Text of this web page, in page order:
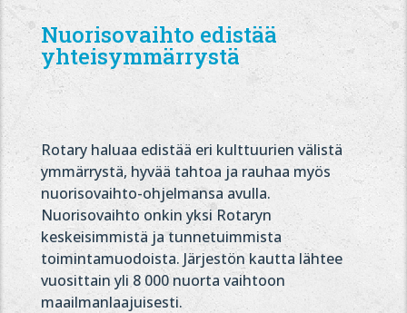
Nuorisovaihto edistää
yhteisymmärrystä
Rotary haluaa edistää eri kulttuurien välistä
ymmärrystä, hyvää tahtoa ja rauhaa myös
nuorisovaihto-ohjelmansa avulla.
Nuorisovaihto onkin yksi Rotaryn
keskeisimmistä ja tunnetuimmista
toimintamuodoista. Järjestön kautta lähtee
vuosittain yli 8 000 nuorta vaihtoon
maailmanlaajuisesti.